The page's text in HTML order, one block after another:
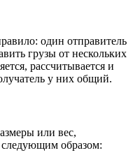
один отправитель
грузы от нескольких
рассчитывается и
у них общий.
или вес,
следующим образом: